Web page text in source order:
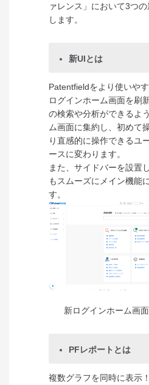
ァレンス」において3つ
します。
新UIとは
Patentfieldをより使いや
ログインホーム画面を刷
の検索や分析ができるよ
ム画面に集約し、初めて
り直感的に操作できるユ
ースに変わります。
また、サイドバーを設置
もスムーズにメイン機能
す。
新ログインホーム画
PFレポートとは
複数グラフを同時に表示